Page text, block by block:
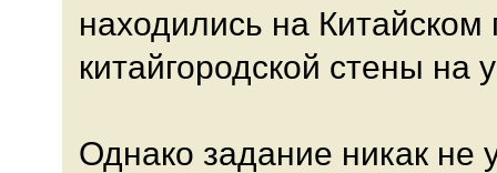
находились на
китайгородской стены на
Однако задание никак не